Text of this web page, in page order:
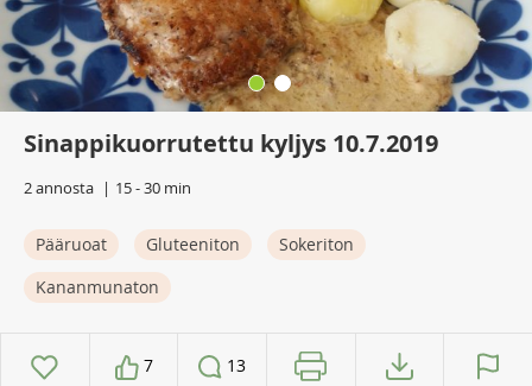
Sinappikuorrutettu kyljys 10.7.2019
2 annosta 15 - 30 min
Pääruoat Gluteeniton
Sokeriton
Kananmunaton
7 13